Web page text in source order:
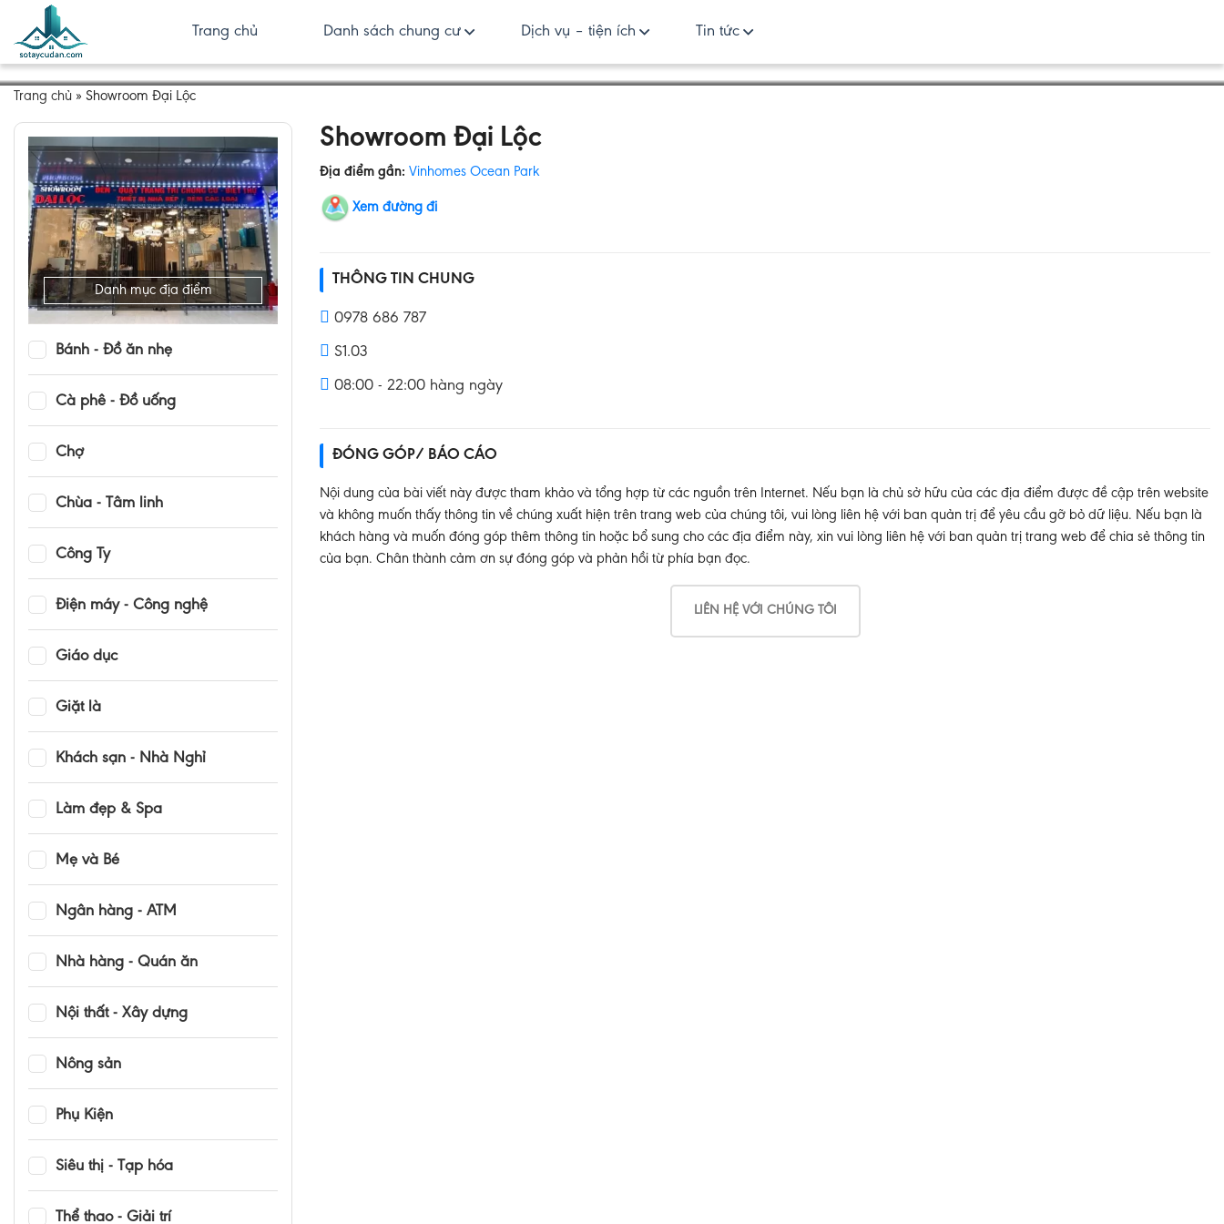
Trang chủ Danh sách chung cư Dịch vụ – tiện ích Tin tức
Trang chủ » Showroom Đại Lộc
Danh mục địa điểm
Bánh - Đồ ăn nhẹ
Cà phê - Đồ uống
Chợ
Chùa - Tâm linh
Công Ty
Điện máy - Công nghệ
Giáo dục
Giặt là
Khách sạn - Nhà Nghỉ
Làm đẹp & Spa
Mẹ và Bé
Ngân hàng - ATM
Nhà hàng - Quán ăn
Nội thất - Xây dựng
Nông sản
Phụ Kiện
Siêu thị - Tạp hóa
Thể thao - Giải trí
Showroom Đại Lộc
Địa điểm gần: Vinhomes Ocean Park
Xem đường đi
THÔNG TIN CHUNG
0978 686 787
S1.03
08:00 - 22:00 hàng ngày
ĐÓNG GÓP/ BÁO CÁO
Nội dung của bài viết này được tham khảo và tổng hợp từ các nguồn trên Internet. Nếu bạn là chủ sở hữu của các địa điểm được đề cập trên website
và không muốn thấy thông tin về chúng xuất hiện trên trang web của chúng tôi, vui lòng liên hệ với ban quản trị để yêu cầu gỡ bỏ dữ liệu. Nếu bạn là
khách hàng và muốn đóng góp thêm thông tin hoặc bổ sung cho các địa điểm này, xin vui lòng liên hệ với ban quản trị trang web để chia sẻ thông tin
của bạn. Chân thành cảm ơn sự đóng góp và phản hồi từ phía bạn đọc.
LIÊN HỆ VỚI CHÚNG TÔI